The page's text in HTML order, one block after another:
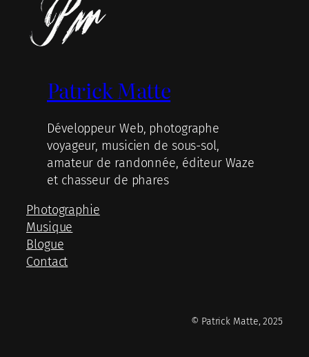
Patrick Matte
Développeur Web, photographe
voyageur, musicien de sous-sol,
amateur de randonnée, éditeur Waze
et chasseur de phares
Photographie
Musique
Blogue
Contact
© Patrick Matte, 2025